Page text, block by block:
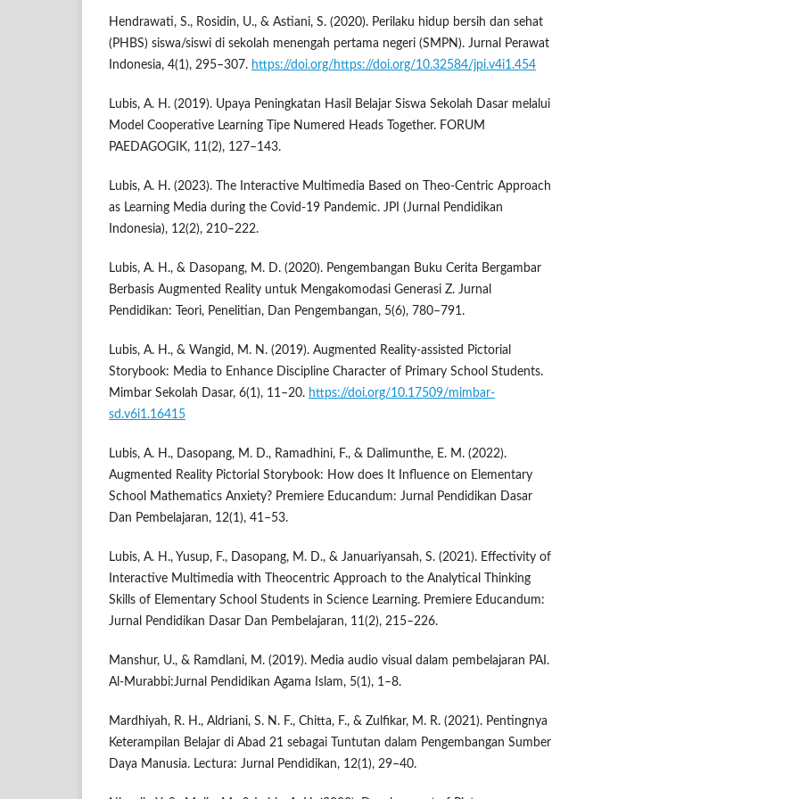
Hendrawati, S., Rosidin, U., & Astiani, S. (2020). Perilaku hidup bersih dan sehat
(PHBS) siswa/siswi di sekolah menengah pertama negeri (SMPN). Jurnal Perawat
Indonesia, 4(1), 295–307. https://doi.org/https://doi.org/10.32584/jpi.v4i1.454
Lubis, A. H. (2019). Upaya Peningkatan Hasil Belajar Siswa Sekolah Dasar melalui
Model Cooperative Learning Tipe Numered Heads Together. FORUM
PAEDAGOGIK, 11(2), 127–143.
Lubis, A. H. (2023). The Interactive Multimedia Based on Theo-Centric Approach
as Learning Media during the Covid-19 Pandemic. JPI (Jurnal Pendidikan
Indonesia), 12(2), 210–222.
Lubis, A. H., & Dasopang, M. D. (2020). Pengembangan Buku Cerita Bergambar
Berbasis Augmented Reality untuk Mengakomodasi Generasi Z. Jurnal
Pendidikan: Teori, Penelitian, Dan Pengembangan, 5(6), 780–791.
Lubis, A. H., & Wangid, M. N. (2019). Augmented Reality-assisted Pictorial
Storybook: Media to Enhance Discipline Character of Primary School Students.
Mimbar Sekolah Dasar, 6(1), 11–20. https://doi.org/10.17509/mimbar-
sd.v6i1.16415
Lubis, A. H., Dasopang, M. D., Ramadhini, F., & Dalimunthe, E. M. (2022).
Augmented Reality Pictorial Storybook: How does It Influence on Elementary
School Mathematics Anxiety? Premiere Educandum: Jurnal Pendidikan Dasar
Dan Pembelajaran, 12(1), 41–53.
Lubis, A. H., Yusup, F., Dasopang, M. D., & Januariyansah, S. (2021). Effectivity of
Interactive Multimedia with Theocentric Approach to the Analytical Thinking
Skills of Elementary School Students in Science Learning. Premiere Educandum:
Jurnal Pendidikan Dasar Dan Pembelajaran, 11(2), 215–226.
Manshur, U., & Ramdlani, M. (2019). Media audio visual dalam pembelajaran PAI.
Al-Murabbi:Jurnal Pendidikan Agama Islam, 5(1), 1–8.
Mardhiyah, R. H., Aldriani, S. N. F., Chitta, F., & Zulfikar, M. R. (2021). Pentingnya
Keterampilan Belajar di Abad 21 sebagai Tuntutan dalam Pengembangan Sumber
Daya Manusia. Lectura: Jurnal Pendidikan, 12(1), 29–40.